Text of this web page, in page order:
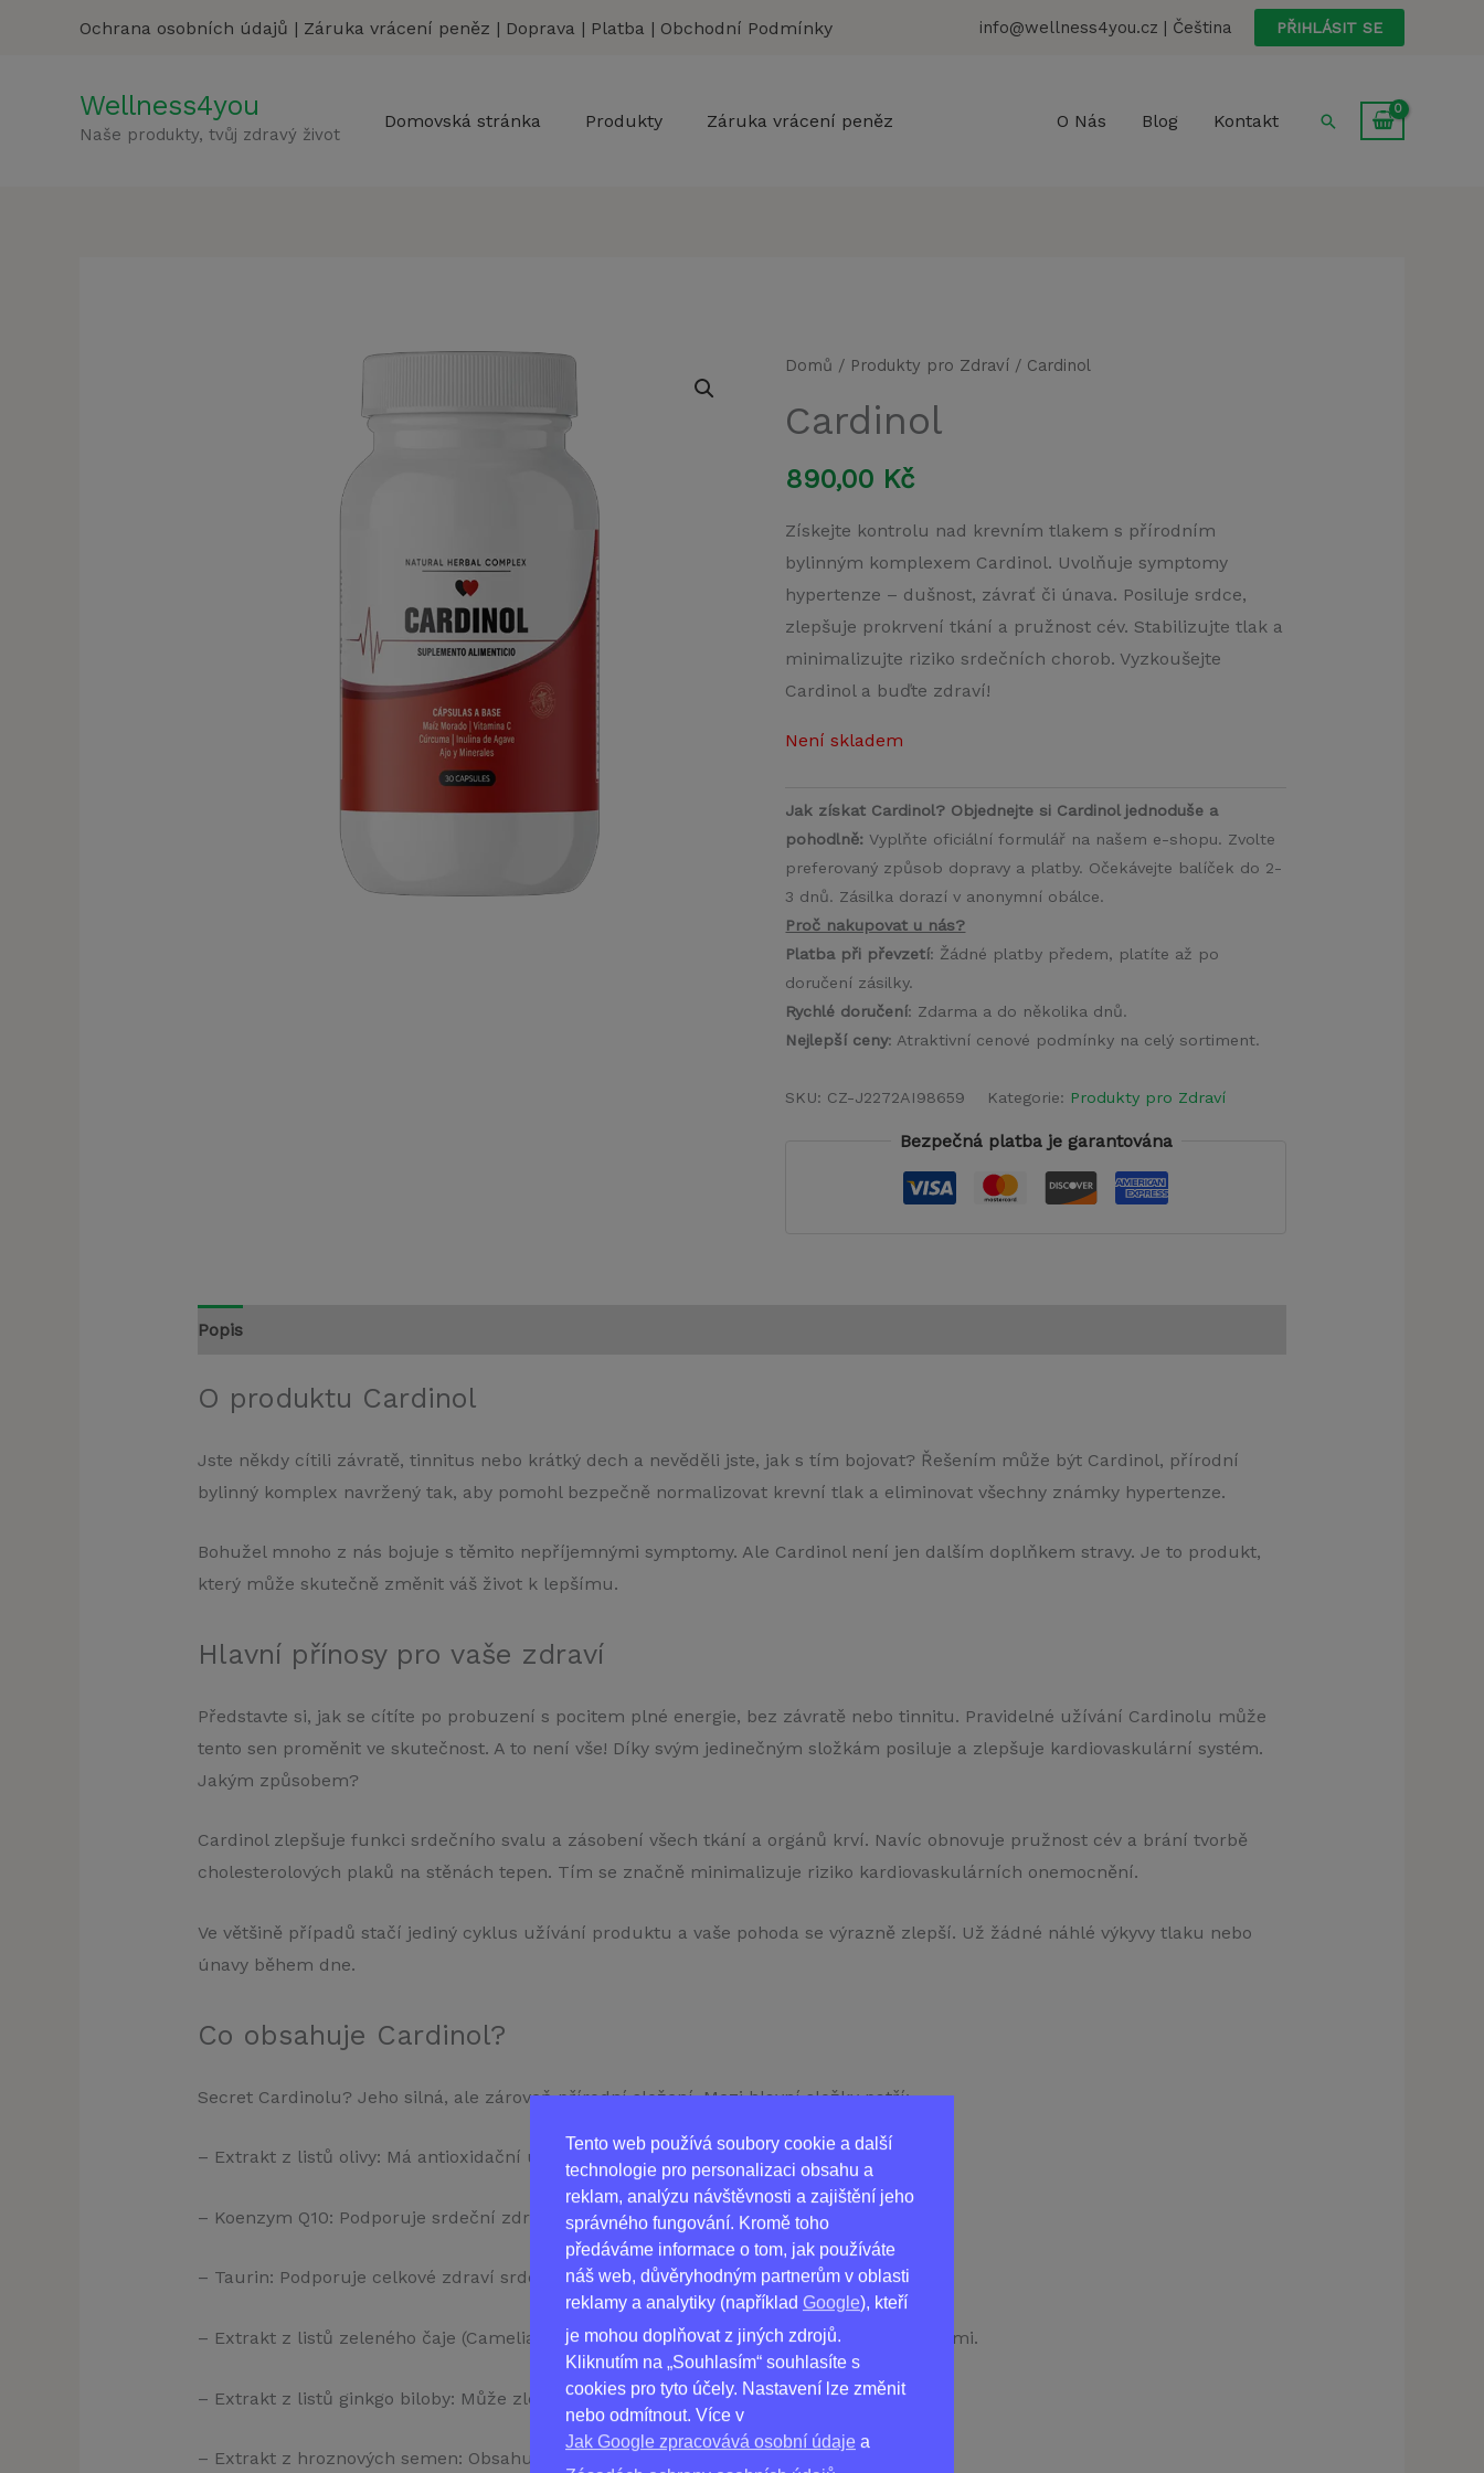
Tento web používá soubory cookie a další
technologie pro personalizaci obsahu a
reklam, analýzu návštěvnosti a zajištění jeho
správného fungování. Kromě toho
předáváme informace o tom, jak používáte
náš web, důvěryhodným partnerům v oblasti
reklamy a analytiky (například Google), kteří
je mohou doplňovat z jiných zdrojů.
Kliknutím na „Souhlasím“ souhlasíte s
cookies pro tyto účely. Nastavení lze změnit
nebo odmítnout. Více v
Jak Google zpracovává osobní údaje a
Ochrana osobních údajů | Záruka vrácení peněz | Doprava | Platba | Obchodní Podmínky info@wellness4you.cz | Čeština PŘIHLÁSIT SE
Wellness4you
Naše produkty, tvůj zdravý život
Domovská stránka Produkty Záruka vrácení peněz O Nás Blog Kontakt Hledat
Domů / Produkty pro Zdraví / Cardinol
Cardinol
890,00 Kč
Získejte kontrolu nad krevním tlakem s přírodním
bylinným komplexem Cardinol. Uvolňuje symptomy
hypertenze – dušnost, závrať či únava. Posiluje srdce,
zlepšuje prokrvení tkání a pružnost cév. Stabilizujte tlak a
minimalizujte riziko srdečních chorob. Vyzkoušejte
Cardinol a buďte zdraví!
Není skladem
Jak získat Cardinol? Objednejte si Cardinol jednoduše a
pohodlně: Vyplňte oficiální formulář na našem e-shopu. Zvolte
preferovaný způsob dopravy a platby. Očekávejte balíček do 2-
3 dnů. Zásilka dorazí v anonymní obálce.
Proč nakupovat u nás?
Platba při převzetí: Žádné platby předem, platíte až po
doručení zásilky.
Rychlé doručení: Zdarma a do několika dnů.
Nejlepší ceny: Atraktivní cenové podmínky na celý sortiment.
SKU: CZ-J2272AI98659 Kategorie: Produkty pro Zdraví
Bezpečná platba je garantována
Popis
O produktu Cardinol
Jste někdy cítili závratě, tinnitus nebo krátký dech a nevěděli jste, jak s tím bojovat? Řešením může být Cardinol, přírodní
bylinný komplex navržený tak, aby pomohl bezpečně normalizovat krevní tlak a eliminovat všechny známky hypertenze.
Bohužel mnoho z nás bojuje s těmito nepříjemnými symptomy. Ale Cardinol není jen dalším doplňkem stravy. Je to produkt,
který může skutečně změnit váš život k lepšímu.
Hlavní přínosy pro vaše zdraví
Představte si, jak se cítíte po probuzení s pocitem plné energie, bez závratě nebo tinnitu. Pravidelné užívání Cardinolu může
tento sen proměnit ve skutečnost. A to není vše! Díky svým jedinečným složkám posiluje a zlepšuje kardiovaskulární systém.
Jakým způsobem?
Cardinol zlepšuje funkci srdečního svalu a zásobení všech tkání a orgánů krví. Navíc obnovuje pružnost cév a brání tvorbě
cholesterolových plaků na stěnách tepen. Tím se značně minimalizuje riziko kardiovaskulárních onemocnění.
Ve většině případů stačí jediný cyklus užívání produktu a vaše pohoda se výrazně zlepší. Už žádné náhlé výkyvy tlaku nebo
únavy během dne.
Co obsahuje Cardinol?
Secret Cardinolu? Jeho silná, ale zároveň přírodní složení. Mezi hlavní složky patří:
– Extrakt z listů olivy: Má antioxidační účinky a může snížit krevní tlak.
– Koenzym Q10: Podporuje srdeční zdraví a může snížit symptomy hypertenze.
– Taurin: Podporuje celkové zdraví srdce.
– Extrakt z listů zeleného čaje (Camelia Sinensis): Známý svými antioxidačními vlastnostmi.
– Extrakt z listů ginkgo biloby: Může zlepšit průtok krve a má antioxidační vlastnosti.
– Extrakt z hroznových semen: Obsahuje antioxidanty, které podporují zdraví srdce.